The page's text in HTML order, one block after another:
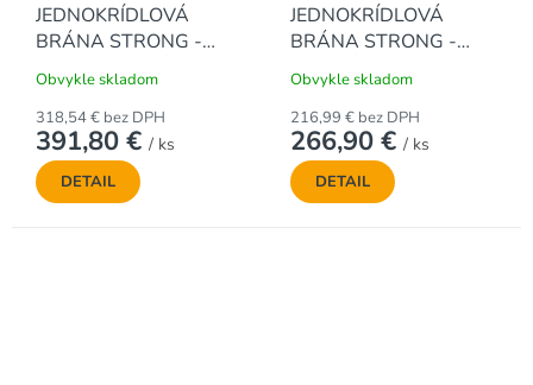
JEDNOKRÍDLOVÁ
BRÁNA STRONG -
ANTRACITOVÁ, 2000
x 1000 mm
Obvykle skladom
318,54 € bez DPH
391,80 € / ks
DETAIL
JEDNOKRÍDLOVÁ
BRÁNA STRONG -
ZELENÁ, 1000 x 1000
mm
Obvykle skladom
216,99 € bez DPH
266,90 € / ks
DETAIL